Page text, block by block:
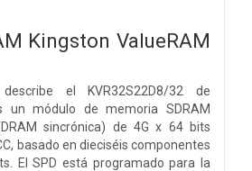
Kingston ValueRAM
el KVR32S22D8/32 de
un módulo de memoria SDRAM
sincrónica) de 4G x 64 bits
basado en dieciséis componentes
El SPD está programado para la